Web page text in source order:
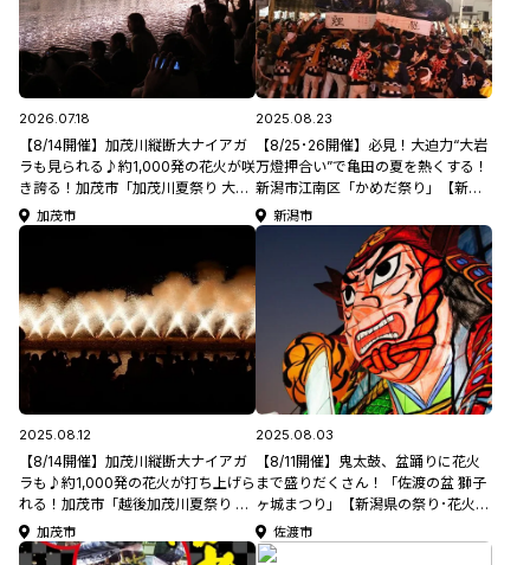
2026.07.18
【8/14開催】加茂川縦断大ナイアガ
ラも見られる♪約1,000発の花火が咲
き誇る！加茂市「加茂川夏祭り 大花
火大会」【新潟県の花火大会特集
2026】
加茂市
2025.08.23
【8/25･26開催】必見！大迫力“大岩
万燈押合い”で亀田の夏を熱くする！
新潟市江南区「かめだ祭り」【新潟
県の夏祭り特集2025】
新潟市
2025.08.12
【8/14開催】加茂川縦断大ナイアガ
ラも♪約1,000発の花火が打ち上げら
れる！加茂市「越後加茂川夏祭り 大
花火大会」【新潟県の花火大会特集
2025】
加茂市
2025.08.03
【8/11開催】鬼太鼓、盆踊りに花火
まで盛りだくさん！「佐渡の盆 獅子
ヶ城まつり」【新潟県の祭り･花火大
会特集2025】
佐渡市